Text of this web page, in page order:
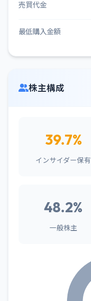
売買代金
最低購入金額
株主構成
39.7%
インサイダー保有
48.2%
一般株主